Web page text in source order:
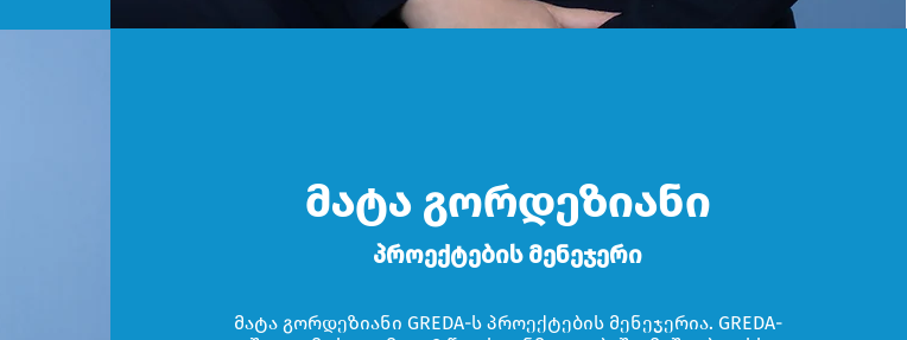
მატა გორდეზიანი
პროექტების მენეჯერი
მატა გორდეზიანი GREDA-ს პროექტების მენეჯერია. GREDA-